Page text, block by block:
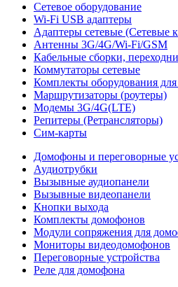
Сетевое оборудование
Wi-Fi USB адаптеры
Адаптеры сетевые (Сетевые
Антенны 3G/4G/Wi-Fi/GSM
Кабельные сборки,
Коммутаторы сетевые
Комплекты оборудования для
Маршрутизаторы (роутеры)
Модемы 3G/4G(LTE)
Репитеры (Ретрансляторы)
Сим-карты
Домофоны и переговорные
Аудиотрубки
Вызывные аудиопанели
Вызывные видеопанели
Кнопки выхода
Комплекты домофонов
Модули сопряжения для
Мониторы видеодомофонов
Переговорные устройства
Реле для домофона